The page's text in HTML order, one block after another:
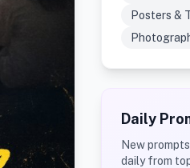
Posters &
Daily
New
daily from